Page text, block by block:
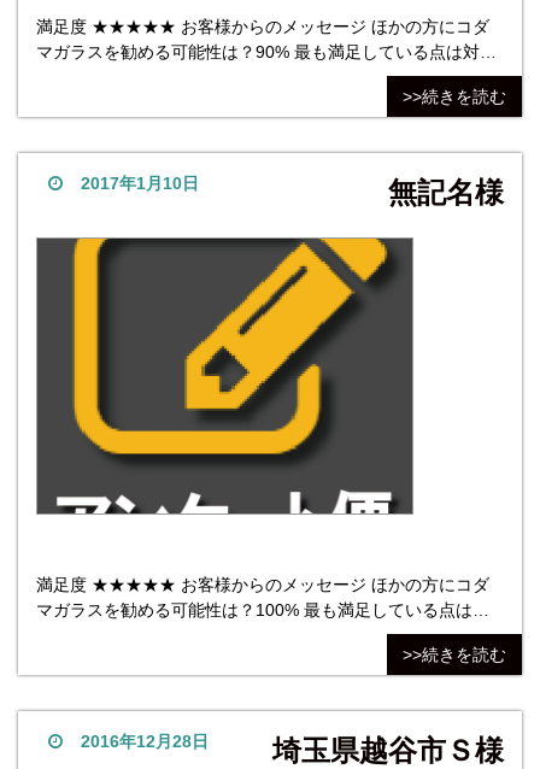
満足度 ★★★★★ お客様からのメッセージ ほかの方にコダ
マガラスを勧める可能性は？90% 最も満足している点は対
応。対応の適切さ。最も不満だった点は、ないです。 他社商
品については、ガラスのみの価格だと他社でお安いところも
額がどんどん上乗せされて高くなり、それでいて言えば安く
しま
>>続きを読む
2017年1月10日 無記名様
満足度 ★★★★★ お客様からのメッセージ ほかの方にコダ
マガラスを勧める可能性は？100% 最も満足している点は対
が、扉のガラスは溝を何ミリつくるといいかわからず悩みま
>>続きを読む
2016年12月28日 埼玉県越谷市Ｓ様